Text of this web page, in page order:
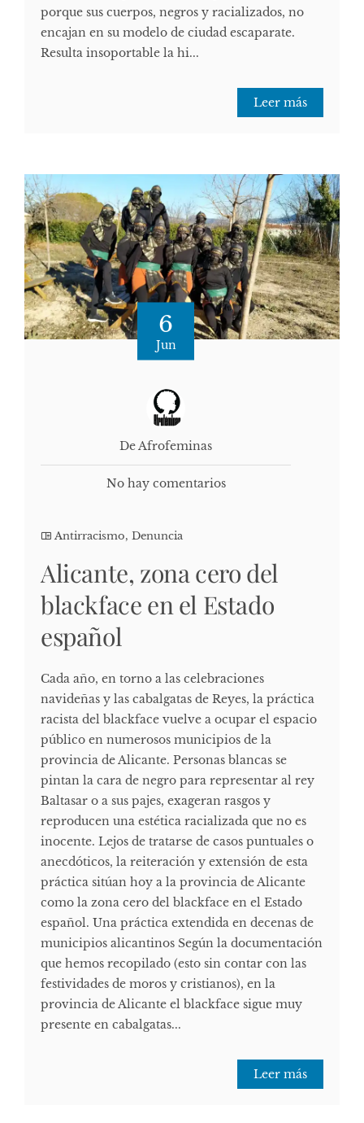
porque sus cuerpos, negros y racializados, no
encajan en su modelo de ciudad escaparate.
Resulta insoportable la hi...
Leer más
6
Jun
De Afrofeminas
No hay comentarios
Antirracismo, Denuncia
Alicante, zona cero del
blackface en el Estado
español
Cada año, en torno a las celebraciones
navideñas y las cabalgatas de Reyes, la práctica
racista del blackface vuelve a ocupar el espacio
público en numerosos municipios de la
provincia de Alicante. Personas blancas se
pintan la cara de negro para representar al rey
Baltasar o a sus pajes, exageran rasgos y
reproducen una estética racializada que no es
inocente. Lejos de tratarse de casos puntuales o
anecdóticos, la reiteración y extensión de esta
práctica sitúan hoy a la provincia de Alicante
como la zona cero del blackface en el Estado
español. Una práctica extendida en decenas de
municipios alicantinos Según la documentación
que hemos recopilado (esto sin contar con las
festividades de moros y cristianos), en la
provincia de Alicante el blackface sigue muy
presente en cabalgatas...
Leer más